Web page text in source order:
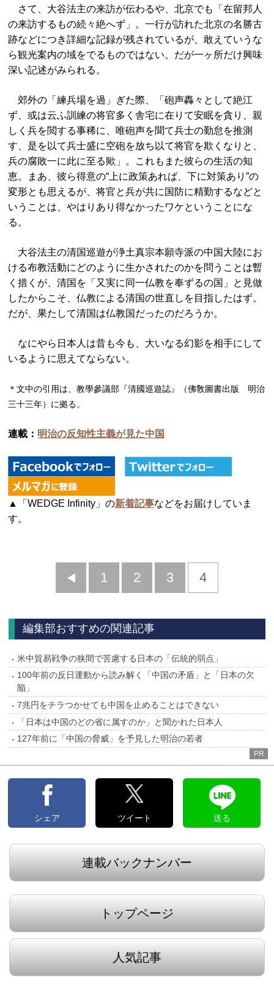
さて、大谷法主の来訪が伝わるや、北京でも「在留邦人
の来訪するもの続々絶へず」。一行が訪れた北京の名勝古
跡などにつき詳細な記録が残されているが、敢えていうな
ら観光案内の域をでるものではない。だが一ヶ所だけ興味
深い記述がみられる。
郊外の「練兵場を過」ぎた際、「砲声轟々として絶江
ず、或は云ふ訓練の将官多く舎宅に在りて安眠を貪り、親
しく兵を閲する事稀に、唯砲声を聞て兵士の勤怠を推測
す、是を以て兵士盛に空砲を放ち以て将官を欺くなりと、
兵の腐敗一に此に至る歟」。これもまた彼らの生活の知
恵。まあ、彼ら得意の“上に政策あれば、下に対策あり”の
変形とも思えるが、将官と兵が共に国防に精勤するなどと
いうことは、やはりあり得なかったワケということにな
る。
大谷法主の清国巡遊が浄土真宗本願寺派の中国大陸にお
ける布教活動にどのように生かされたのかを問うことは暫
く措くが、清国を「又実に同一仏教を奉ずるの国」と見做
したからこそ、仏教による清国の世直しを目指したはず。
だが、果たして清国は仏教国だったのだろうか。
なにやら日本人は昔も今も、大いなる幻影を相手にして
いるように思えてならない。
＊文中の引用は、教學參議部『清國巡遊誌』（佛敎圖書出版 明治
三十三年）に拠る。
連載： 明治の反知性主義が見た中国
▲「WEDGE Infinity」の新着記事などをお届けしていま
す。
前
1 2 3 4
編集部おすすめの関連記事
米中貿易戦争の狭間で苦慮する日本の「伝統的弱点」
100年前の反日運動から読み解く「中国の矛盾」と「日本の欠
陥」
7兆円をチラつかせても中国を止めることはできない
「日本は中国のどの省に属すのか」と聞かれた日本人
127年前に「中国の脅威」を予見した明治の若者
PR
シェア ツイート 送る
連載バックナンバー
トップページ
人気記事